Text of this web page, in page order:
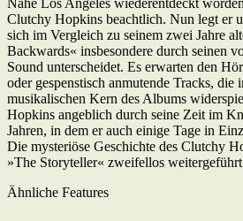
Clutchy Hopkins beachtlich. Nun legt er
sich im Vergleich zu seinem zwei Jahre
Backwards« insbesondere durch seinen
Sound unterscheidet. Es erwarten den
oder gespenstisch anmutende Tracks, die
musikalischen Kern des Albums
Hopkins angeblich durch seine Zeit im
Jahren, in dem er auch einige Tage in
Die mysteriöse Geschichte des Clutchy
»The Storyteller« zweifellos
Ähnliche Features